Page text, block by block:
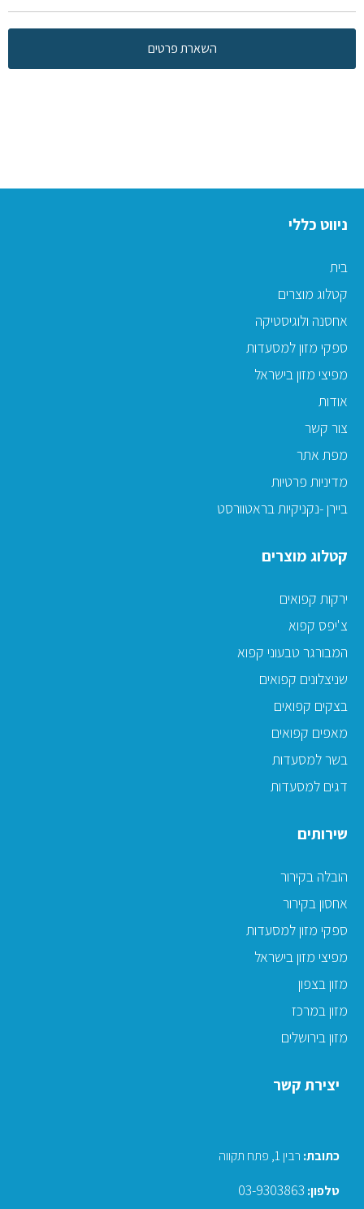
השארת פרטים
ניווט כללי
בית
קטלוג מוצרים
אחסנה ולוגיסטיקה
ספקי מזון למסעדות
מפיצי מזון בישראל
אודות
צור קשר
מפת אתר
מדיניות פרטיות
ביירן -נקניקיות בראטוורסט
קטלוג מוצרים
ירקות קפואים
צ'יפס קפוא
המבורגר טבעוני קפוא
שניצלונים קפואים
בצקים קפואים
מאפים קפואים
בשר למסעדות
דגים למסעדות
שירותים
הובלה בקירור
אחסון בקירור
ספקי מזון למסעדות
מפיצי מזון בישראל
מזון בצפון
מזון במרכז
מזון בירושלים
יצירת קשר
כתובת: רבין 1, פתח תקווה
טלפון: 03-9303863